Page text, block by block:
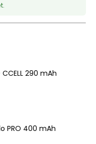
290 mAh
PRO 400 mAh